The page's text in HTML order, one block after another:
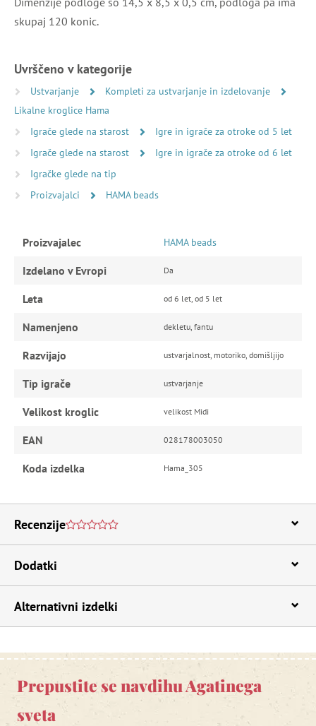
skupaj 120 konic.
Uvrščeno v kategorije
Ustvarjanje
Kompleti za ustvarjanje in izdelovanje
Likalne kroglice Hama
Igrače glede na starost
Igre in igrače za otroke od 5 let
Igrače glede na starost
Igre in igrače za otroke od 6 let
Igračke glede na tip
Proizvajalci
HAMA beads
Proizvajalec HAMA beads
Izdelano v Evropi Da
Leta od 6 let, od 5 let
Namenjeno dekletu, fantu
Razvijajo ustvarjalnost, motoriko, domišljijo
Tip igrače ustvarjanje
Velikost kroglic velikost Midi
EAN 028178003050
Koda izdelka Hama_305
Recenzije
Dodatki
Alternativni izdelki
Prepustite se navdihu Agatinega
sveta